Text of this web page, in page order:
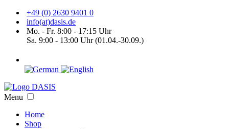
+49 (0) 2630 9401 0
info(at)dasis.de
Mo. - Fr. 8:00 - 17:15 Uhr
Sa. 9:00 - 13:00 Uhr (01.04.-30.09.)
Menu
Home
Shop